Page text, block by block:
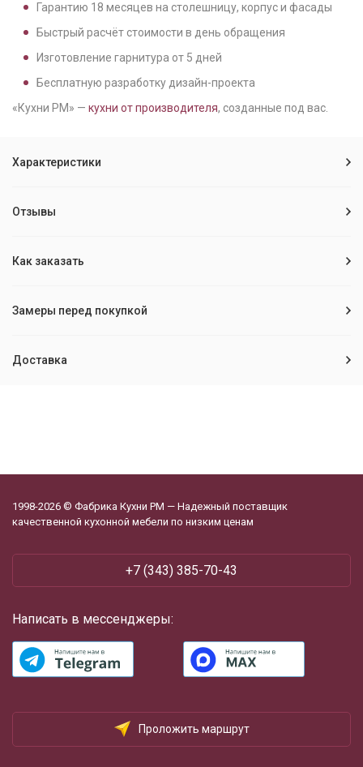
Гарантию 18 месяцев на столешницу, корпус и фасады
Быстрый расчёт стоимости в день обращения
Изготовление гарнитура от 5 дней
Бесплатную разработку дизайн-проекта
«Кухни РМ» — кухни от производителя, созданные под вас.
Характеристики
Отзывы
Как заказать
Замеры перед покупкой
Доставка
1998-2026 © Фабрика Кухни РМ — Надежный поставщик
качественной кухонной мебели по низким ценам
+7 (343) 385-70-43
Написать в мессенджеры:
Проложить маршрут